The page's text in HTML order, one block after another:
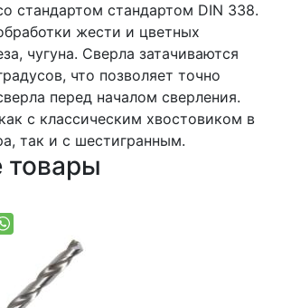
стандартом стандартом DIN 338.
жести и цветных
чугуна. Сверла затачиваются
что позволяет точно
перед началом сверления.
с классическим хвостовиком в
так и с шестигранным.